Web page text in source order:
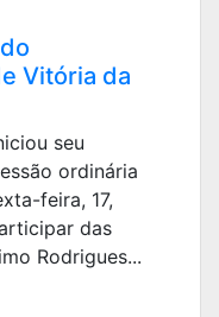
Vitória da
seu
ordinária
feira, 17,
das
Rodrigues...